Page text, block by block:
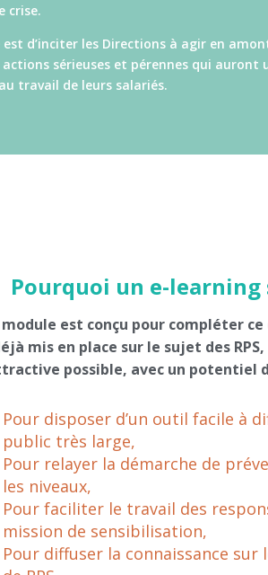
crise.
est d’inciter les Directions à agir en
actions sérieuses et pérennes qui auront
travail de leurs salariés.
Pourquoi un e-learning
module est conçu pour compléter
mis en place sur le sujet des
possible, avec un potentiel
Pour disposer d’un outil facile à
public très large,
Pour relayer la démarche de
les niveaux,
Pour faciliter le travail des
mission de sensibilisation,
Pour diffuser la connaissance